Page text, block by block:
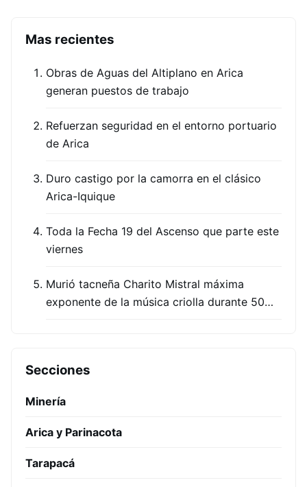
Mas recientes
Obras de Aguas del Altiplano en Arica
generan puestos de trabajo
Refuerzan seguridad en el entorno portuario
de Arica
Duro castigo por la camorra en el clásico
Arica-Iquique
Toda la Fecha 19 del Ascenso que parte este
viernes
Murió tacneña Charito Mistral máxima
exponente de la música criolla durante 50…
Secciones
Minería
Arica y Parinacota
Tarapacá